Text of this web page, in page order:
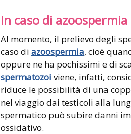
In caso di azoospermia
Al momento, il prelievo degli
caso di azoospermia, cioè
oppure ne ha pochissimi e di
spermatozoi viene, infatti,
riduce le possibilità di una
nel viaggio dai testicoli alla
spermatico può subire danni
ossidativo.